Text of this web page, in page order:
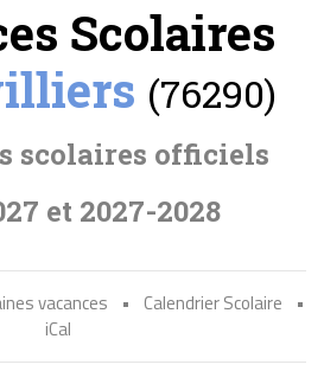
Scolaires
(76290)
scolaires officiels
et 2027-2028
vacances • Calendrier Scolaire
•
iCal